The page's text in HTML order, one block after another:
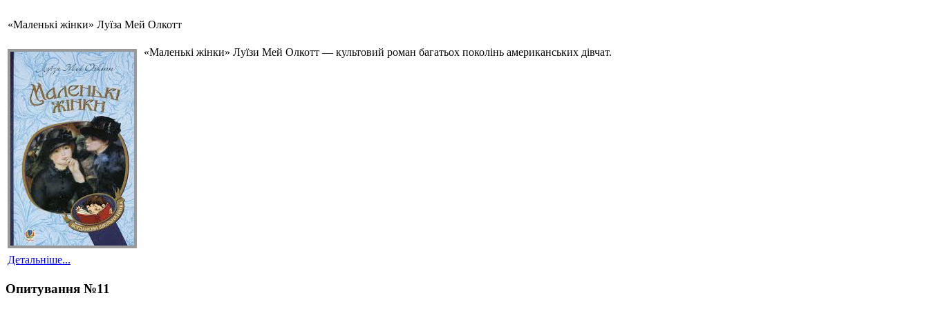
«Маленькі жінки» Луїза Мей Олкотт
«Маленькі жінки» Луїзи Мей Олкотт — культовий роман багатьох поколінь американських дівчат.
Детальніше...
Опитування №11